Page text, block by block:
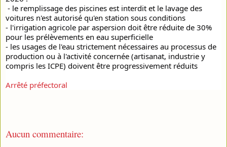
voitures n'est autorisé qu'en station sous conditions
- l'irrigation agricole par aspersion doit être réduite de 30%
pour les prélèvements en eau superficielle
- les usages de l'eau strictement nécessaires au processus de
production ou à l'activité concernée (artisanat, industrie y
compris les ICPE) doivent être progressivement réduits
Arrêté préfectoral
Aucun commentaire: